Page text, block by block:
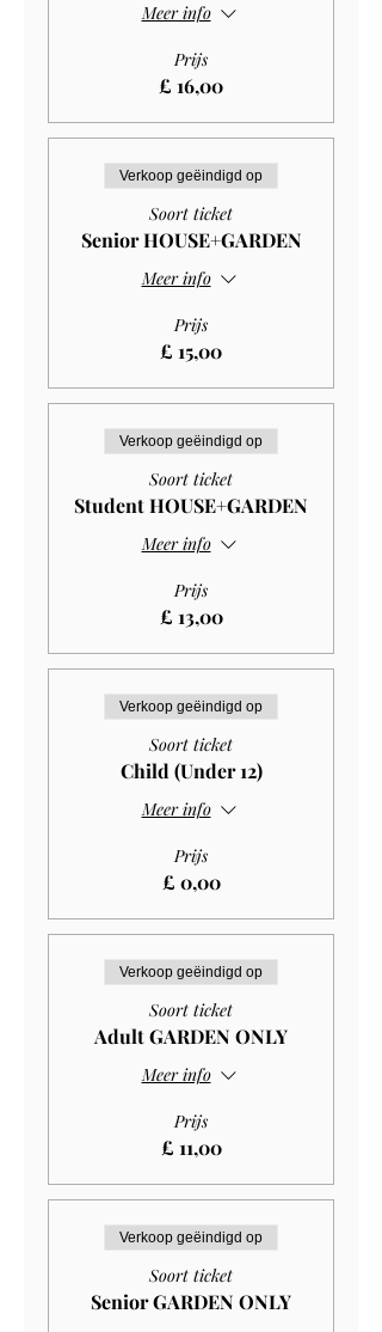
Meer info
Prijs
£ 16,00
Verkoop geëindigd op
Soort ticket
Senior HOUSE+GARDEN
Meer info
Prijs
£ 15,00
Verkoop geëindigd op
Soort ticket
Student HOUSE+GARDEN
Meer info
Prijs
£ 13,00
Verkoop geëindigd op
Soort ticket
Child (Under 12)
Meer info
Prijs
£ 0,00
Verkoop geëindigd op
Soort ticket
Adult GARDEN ONLY
Meer info
Prijs
£ 11,00
Verkoop geëindigd op
Soort ticket
Senior GARDEN ONLY